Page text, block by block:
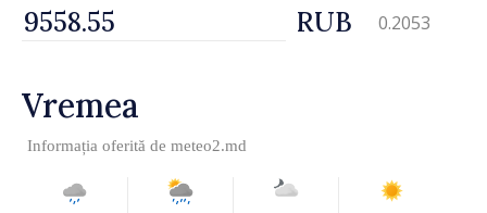
RUB 0.2053
Vremea
Informația oferită de meteo2.md